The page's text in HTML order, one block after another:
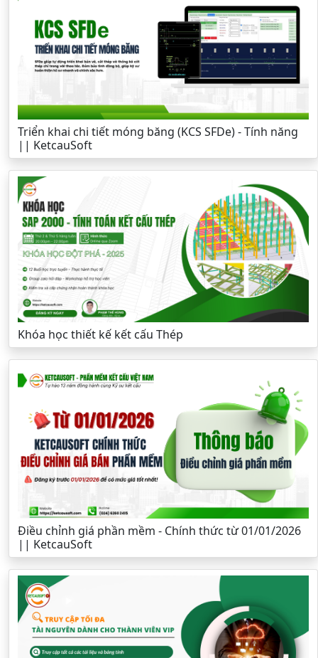
Triển khai chi tiết móng băng (KCS SFDe) - Tính năng
|| KetcauSoft
Khóa học thiết kế kết cấu Thép
Điều chỉnh giá phần mềm - Chính thức từ 01/01/2026
|| KetcauSoft